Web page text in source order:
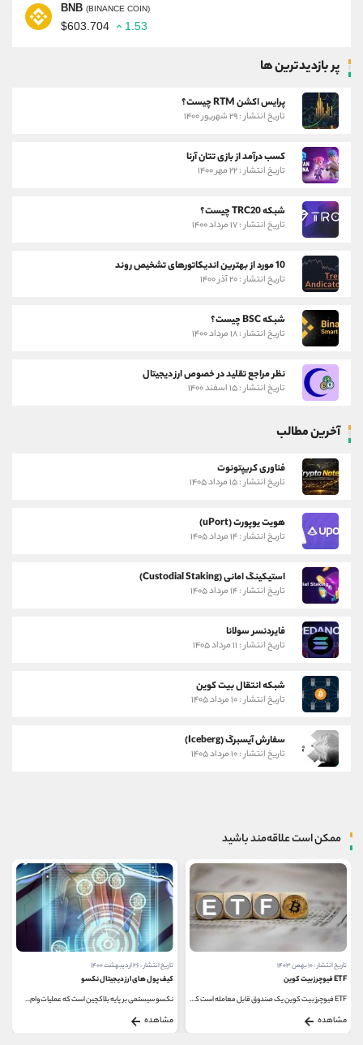
BNB (BINANCE COIN)
$603.704 1.53
پر بازدیدترین ها
پرایس اکشن RTM چیست؟
تاریخ انتشار : ۲۹ شهریور ۱۴۰۰
کسب درآمد از بازی تتان آرنا
تاریخ انتشار : ۲۲ مهر ۱۴۰۰
شبکه TRC20 چیست؟
تاریخ انتشار : ۱۷ مرداد ۱۴۰۰
10 مورد از بهترین اندیکاتورهای تشخیص روند
تاریخ انتشار : ۲۰ آذر ۱۴۰۰
شبکه BSC چیست؟
تاریخ انتشار : ۱۸ مرداد ۱۴۰۰
نظر مراجع تقلید در خصوص ارز دیجیتال
تاریخ انتشار : ۱۵ اسفند ۱۴۰۰
آخرین مطالب
فناوری کریپتونوت
تاریخ انتشار : ۱۵ مرداد ۱۴۰۵
هویت یوپورت (uPort)
تاریخ انتشار : ۱۴ مرداد ۱۴۰۵
استیکینگ امانی (Custodial Staking)
تاریخ انتشار : ۱۴ مرداد ۱۴۰۵
فایردنسر سولانا
تاریخ انتشار : ۱۱ مرداد ۱۴۰۵
شبکه انتقال بیت کوین
تاریخ انتشار : ۱۰ مرداد ۱۴۰۵
سفارش آیسبرگ (Iceberg)
تاریخ انتشار : ۱۰ مرداد ۱۴۰۵
ممکن است علاقه‌مند باشید
تاریخ انتشار : ۲۶ اردیبهشت ۱۴۰۰
کیف پول های ارز دیجیتال نکسو
نکسو سیستمی بر پایه بلاکچین است که عملیات وام...
مشاهده
تاریخ انتشار : ۱۲ اردیبهشت ۱۴۰۰
تحلیل ارز دیجیتال اتم (ATOM)
برای بررسی و تحلیل ارز دیجیتال اتم (ATOM) تا پایان...
مشاهده